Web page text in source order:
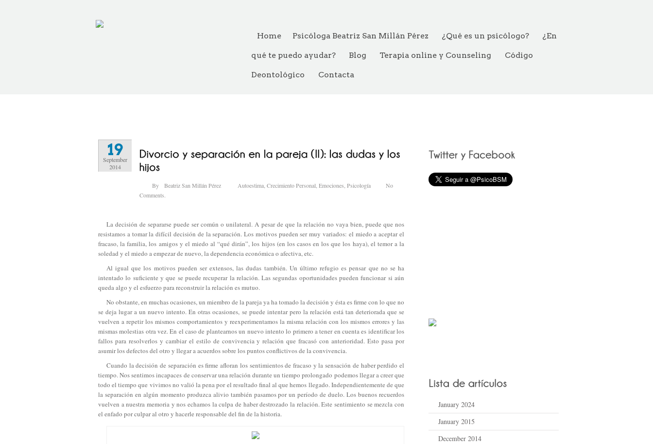
Home Psicóloga Beatriz San Millán Pérez ¿Qué es un psicólogo? ¿En
qué te puedo ayudar? Blog Terapia online y Counseling Código
Deontológico Contacta
19
September
2014
By Beatriz San Millán Pérez Autoestima Crecimiento Personal Emociones Psicología
No
Comments.
La decisión de separarse puede ser común o unilateral. A pesar de que la relación no vaya bien, puede que nos
resistamos a tomar la difícil decisión de la separación. Los motivos pueden ser muy variados: el miedo a aceptar el
fracaso, la familia, los amigos y el miedo al “qué dirán”, los hijos (en los casos en los que los haya), el temor a la
soledad y el miedo a empezar de nuevo, la dependencia económica o afectiva, etc.
Al igual que los motivos pueden ser extensos, las dudas también. Un último refugio es pensar que no se ha
intentado lo suficiente y que se puede recuperar la relación. Las segundas oportunidades pueden funcionar si aún
queda algo y el esfuerzo para reconstruir la relación es mutuo.
No obstante, en muchas ocasiones, un miembro de la pareja ya ha tomado la decisión y ésta es firme con lo que no
se deja lugar a un nuevo intento. En otras ocasiones, se puede intentar pero la relación está tan deteriorada que se
vuelven a repetir los mismos comportamientos y reexperimentamos la misma relación con los mismos errores y las
mismas molestias otra vez. En el caso de plantearnos un nuevo intento lo primero a tener en cuenta es identificar los
fallos para resolverlos y cambiar el estilo de convivencia y relación que fracasó con anterioridad. Esto pasa por
asumir los defectos del otro y llegar a acuerdos sobre los puntos conflictivos de la convivencia.
Cuando la decisión de separación es firme afloran los sentimientos de fracaso y la sensación de haber perdido el
tiempo. Nos sentimos incapaces de conservar una relación durante un tiempo prolongado podemos llegar a creer que
todo el tiempo que vivimos no valió la pena por el resultado final al que hemos llegado. Independientemente de que
la separación en algún momento produzca alivio también pasamos por un período de duelo. Los buenos recuerdos
vuelven a nuestra memoria y nos echamos la culpa de haber destrozado la relación. Este sentimiento se mezcla con
el enfado por culpar al otro y hacerle responsable del fin de la historia.
January 2024
January 2015
December 2014